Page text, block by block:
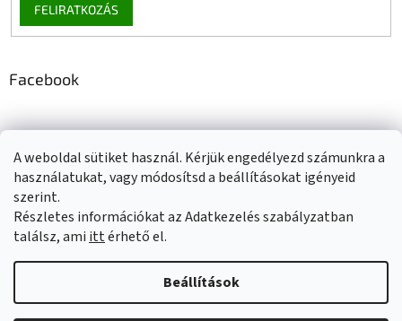
A weboldal sütiket használ. Kérjük engedélyezd számunkra a
használatukat, vagy módosítsd a beállításokat igényeid
szerint.
Részletes információkat az Adatkezelés szabályzatban
találsz, ami ittérhető el.
Beállítások
FELIRATKOZÁS
Facebook
Adatkezelési tájékoztató Elérhetőségeink Impresszum
Üzleti feltételek (ÁSZF) Jótállási tájékoztató
Shoptet készítette